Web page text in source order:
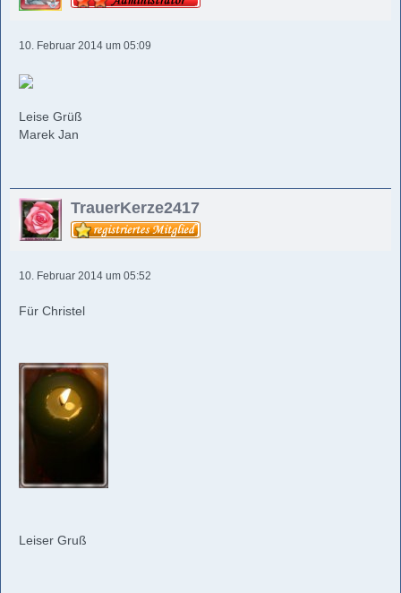
10. Februar 2014 um 05:09
Leise Grüß
Marek Jan
TrauerKerze2417
10. Februar 2014 um 05:52
Für Christel
Leiser Gruß